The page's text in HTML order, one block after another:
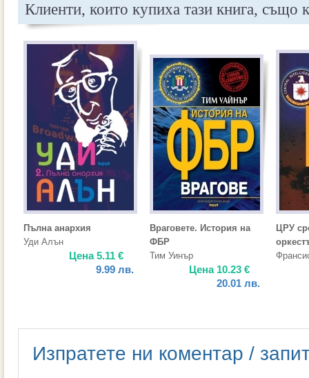
Клиенти, които купиха тази книга, също
Пълна анархия
Уди Алън
Цена5.11 €
9.99 лв.
Враговете. История на
ФБР
Тим Уинър
Цена 10.23 €
20.01 лв.
ЦРУ
Изпратете ни коментар /